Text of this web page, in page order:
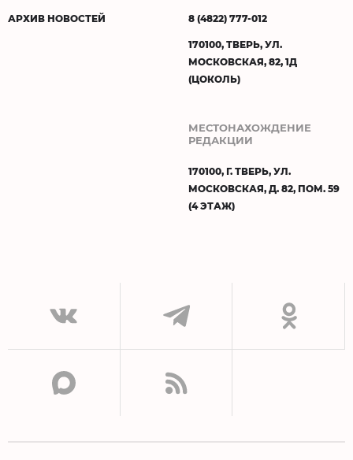
АРХИВ НОВОСТЕЙ 8 (4822) 777-012
170100, ТВЕРЬ, УЛ.
МОСКОВСКАЯ, 82, 1Д
(ЦОКОЛЬ)
МЕСТОНАХОЖДЕНИЕ
РЕДАКЦИИ
170100, Г. ТВЕРЬ, УЛ.
МОСКОВСКАЯ, Д. 82, ПОМ. 59
(4 ЭТАЖ)